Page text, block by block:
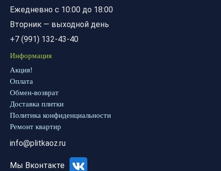
Ежедневно с 10:00 до 18:00
Вторник — выходной день
+7 (991) 132-43-40
Информация
Акция!
Оплата
Обмен-возврат
Доставка плитки
Политика конфиденциальности
Ремонт квартир
info@plitkaoz.ru
Мы Вконтакте